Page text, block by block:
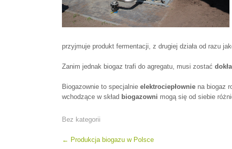
przyjmuje produkt fermentacji, z drugiej działa od razu
Zanim jednak biogaz trafi do agregatu, musi zostać
Biogazownie to specjalnie elektrociepłownie na biogaz
wchodzące w skład biogazowni mogą się od siebie
Bez kategorii
Post
← Produkcja biogazu w Polsce